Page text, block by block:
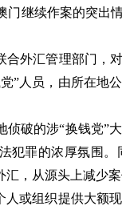
门继续作案的突出
合外汇管理部门，
”人员，由所在地
侦破的涉“换钱党”
犯罪的浓厚氛围
，从源头上减少案
组织提供大额现